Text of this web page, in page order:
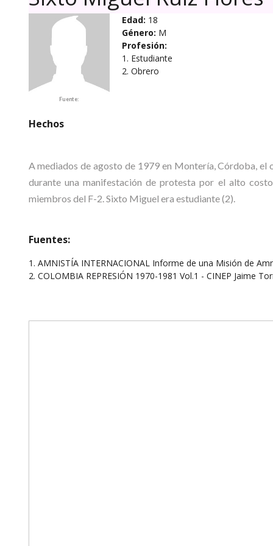
Fuente:
Edad: 18
Género: M
Profesión:
1. Estudiante
2. Obrero
Hechos
A mediados de agosto de 1979 en Montería, Córdoba, el
durante una manifestación de protesta por el alto
miembros del F-2. Sixto Miguel era estudiante (2).
Fuentes:
1. AMNISTÍA INTERNACIONAL Informe de una Misión de
2. COLOMBIA REPRESIÓN 1970-1981 Vol.1 - CINEP Jaime